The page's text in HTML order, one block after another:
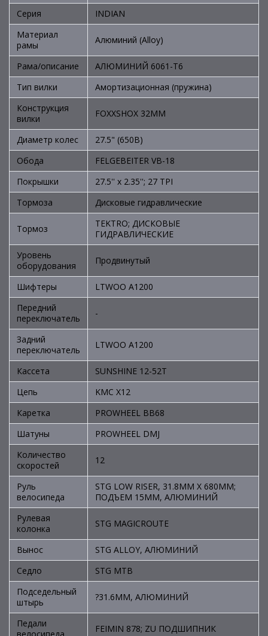
Серия
INDIAN
Материал
рамы
Алюминий (Alloy)
Рама/описание
АЛЮМИНИЙ 6061-T6
Тип вилки
Амортизационная (пружина)
Конструкция
вилки
FOXXSHOX 32MM
Диаметр колес
27.5" (650B)
Обода
FELGEBEITER VB-18
Покрышки
27.5'' х 2.35''; 27 TPI
Тормоза
Дисковые гидравлические
Тормоз
TEKTRO; ДИСКОВЫЕ
ГИДРАВЛИЧЕСКИЕ
Уровень
оборудования
Продвинутый
Шифтеры
LTWOO A1200
Передний
переключатель
-
Задний
переключатель
LTWOO A1200
Кассета
SUNSHINE 12-52T
Цепь
KMC X12
Каретка
PROWHEEL BB68
Шатуны
PROWHEEL DMJ
Количество
скоростей
12
Руль
велосипеда
STG LOW RISER, 31.8MM X 680MM;
ПОДЪЕМ 15MM, АЛЮМИНИЙ
Рулевая
колонка
STG MAGICROUTE
Вынос
STG ALLOY, АЛЮМИНИЙ
Седло
STG MTB
Подседельный
штырь
?31.6MM, АЛЮМИНИЙ
Педали
FEIMIN 878; ZU ПОДШИПНИК